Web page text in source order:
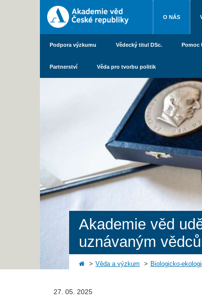
O NÁS
Podpora výzkumu Vědecký titul DSc. Pomoc
Partnerství Věda pro tvorbu politik
Akademie věd
uznávaným
Věda a výzkum Biologicko-
27. 05. 2025